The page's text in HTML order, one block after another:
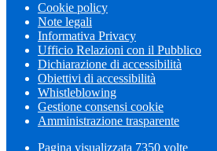
Cookie policy
Note legali
Informativa Privacy
Ufficio Relazioni con il Pubblico
Dichiarazione di accessibilità
Obiettivi di accessibilità
Whistleblowing
Gestione consensi cookie
Amministrazione trasparente
Pagina visualizzata 7350 volte